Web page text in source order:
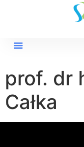
prof. dr
Całka